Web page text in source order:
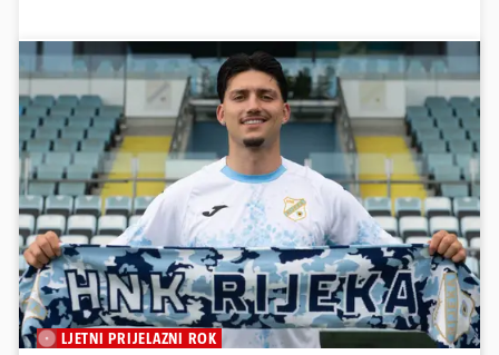
LJETNI PRIJELAZNI ROK